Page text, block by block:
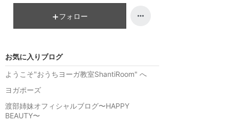
フォロー
お気に入りブログ
ようこそ"おうちヨーガ教室ShantiRoom" へ
ヨガポーズ
渡部姉妹オフィシャルブログ〜HAPPY
BEAUTY〜